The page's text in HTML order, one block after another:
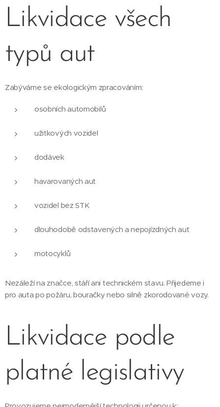
Likvidace všech
typů aut
Zabýváme se ekologickým zpracováním:
osobních automobilů
užitkových vozidel
dodávek
havarovaných aut
vozidel bez STK
dlouhodobě odstavených a nepojízdných aut
motocyklů
Nezáleží na značce, stáří ani technickém stavu. Přijedeme i
pro auta po požáru, bouračky nebo silně zkorodované vozy.
Likvidace podle
platné legislativy